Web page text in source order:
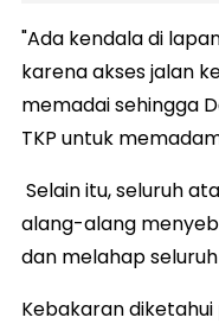
"Ada kendala di
karena akses jalan
memadai sehingga
TKP untuk
Selain itu, seluruh
alang-alang
dan melahap
Kebakaran